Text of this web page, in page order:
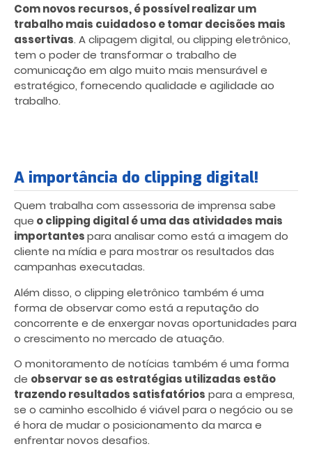
Com novos recursos, é possível realizar um
trabalho mais cuidadoso e tomar decisões mais
assertivas. A clipagem digital, ou clipping eletrônico,
tem o poder de transformar o trabalho de
comunicação em algo muito mais mensurável e
estratégico, fornecendo qualidade e agilidade ao
trabalho.
A importância do clipping digital!
Quem trabalha com assessoria de imprensa sabe
que o clipping digital é uma das atividades mais
importantespara analisar como está a imagem do
cliente na mídia e para mostrar os resultados das
campanhas executadas.
Além disso, o clipping eletrônico também é uma
forma de observar como está a reputação do
concorrente e de enxergar novas oportunidades para
o crescimento no mercado de atuação.
O monitoramento de notícias também é uma forma
de observar se as estratégias utilizadas estão
trazendo resultados satisfatórios para a empresa,
se o caminho escolhido é viável para o negócio ou se
é hora de mudar o posicionamento da marca e
enfrentar novos desafios.